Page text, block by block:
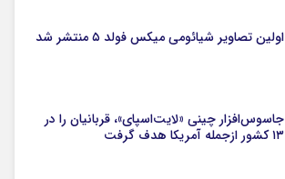
اولین تصاویر شیائومی میکس فولد ۵ منتشر شد
جاسوس‌افزار چینی «لایت‌اسپای»، قربانیان را در
۱۳ کشور ازجمله آمریکا هدف گرفت